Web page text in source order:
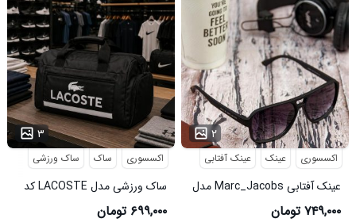
۳ ...
اکسسوری ساک ساک ورزشی
ساک ورزشی مدل LACOSTE کد
6566
۶۹۹,۰۰۰ تومان
۲ ...
اکسسوری عینک عینک آفتابی
عینک آفتابی Marc_Jacobs مدل
3956
۷۴۹,۰۰۰ تومان